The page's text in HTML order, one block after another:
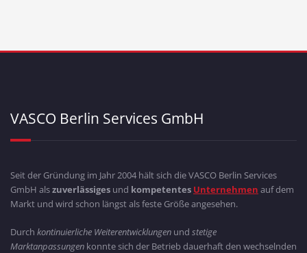
VASCO Berlin Services GmbH
Seit der Gründung im Jahr 2004 hält sich die VASCO Berlin Services
GmbH alszuverlässiges und kompetentes Unternehmen auf dem
Markt und wird schon längst als feste Größe angesehen.
Durch kontinuierliche Weiterentwicklungen und stetige
Marktanpassungen konnte sich der Betrieb dauerhaft den wechselnden